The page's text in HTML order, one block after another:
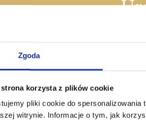
Zgoda
strona korzysta z plików cookie
pliki cookie do spersonalizowania
witrynie. Informacje o tym, jak